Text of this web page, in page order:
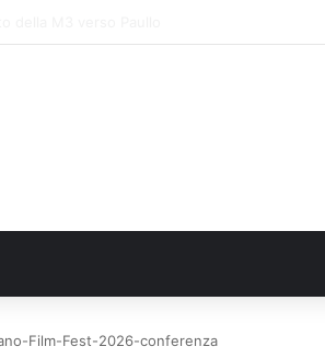
Film-Fest-2026-conferenza